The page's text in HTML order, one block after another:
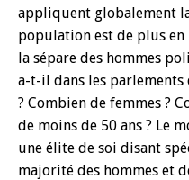
appliquent globalement
population est de plus
la sépare des hommes
a-t-il dans les
? Combien de femmes ?
de moins de 50 ans ? Le
une élite de soi disant
majorité des hommes et